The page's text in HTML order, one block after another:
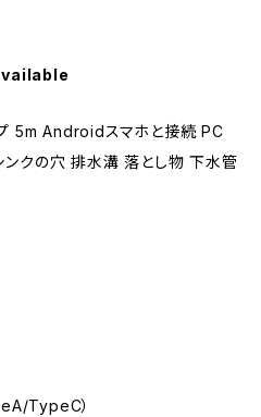
5m Androidスマホと接続 PC
クの穴 排水溝 落とし物 下水管
TypeC）